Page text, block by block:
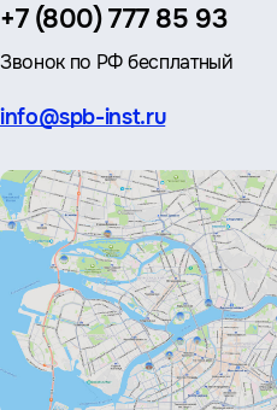
Телефон:
+7 (800) 777 85 93
Звонок по РФ бесплатный
Эл.
info@spb-inst.ru